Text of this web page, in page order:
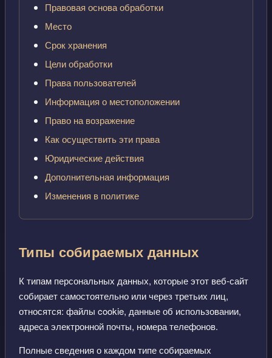
Правовая основа обработки
Место
Срок хранения
Цели обработки
Права пользователей
Информация о местоположении
Право на возражение
Как осуществить эти права
Юридические действия
Дополнительная информация
Изменения в политике
Типы собираемых данных
К типам персональных данных, которые этот веб-сайт
собирает самостоятельно или через третьих лиц,
относятся: файлы cookie, данные об использовании,
адреса электронной почты, номера телефонов.
Полные сведения о каждом типе собираемых